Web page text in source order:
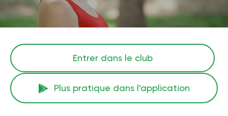
Entrer dans le club
Plus pratique dans l'application